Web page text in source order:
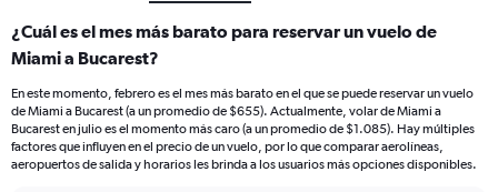
¿Cuál es el mes más barato para reservar un vuelo de
Miami a Bucarest?
En este momento, febrero es el mes más barato en el que se puede reservar un vuelo
de Miami a Bucarest (a un promedio de $655). Actualmente, volar de Miami a
Bucarest en julio es el momento más caro (a un promedio de $1.085). Hay múltiples
factores que influyen en el precio de un vuelo, por lo que comparar aerolíneas,
aeropuertos de salida y horarios les brinda a los usuarios más opciones disponibles.